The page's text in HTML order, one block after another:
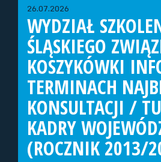
26.07.2026
WYDZIAŁ
ŚLĄSKIEGO
KOSZYKÓWKI
TERMINACH
KONSULTACJI /
KADRY
(ROCZNIK 2013/